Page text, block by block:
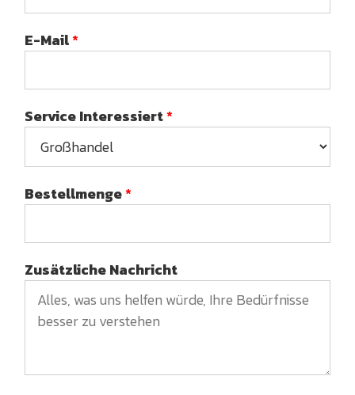
E-Mail*
Service Interessiert*
Bestellmenge*
Zusätzliche Nachricht